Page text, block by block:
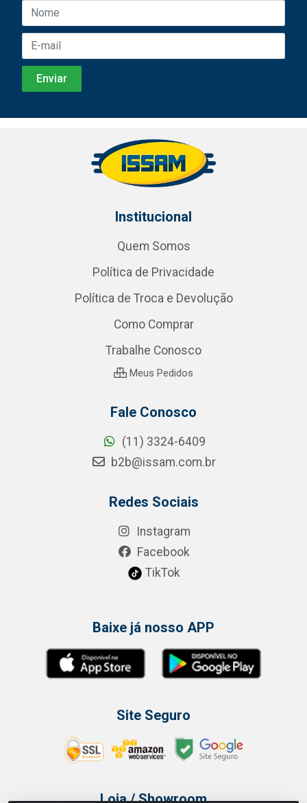
Institucional
Quem Somos
Política de Privacidade
Política de Troca e Devolução
Como Comprar
Trabalhe Conosco
Meus Pedidos
Fale Conosco
(11) 3324-6409
b2b@issam.com.br
Redes Sociais
Instagram
Facebook
TikTok
Baixe já nosso APP
Site Seguro
Loja / Showroom